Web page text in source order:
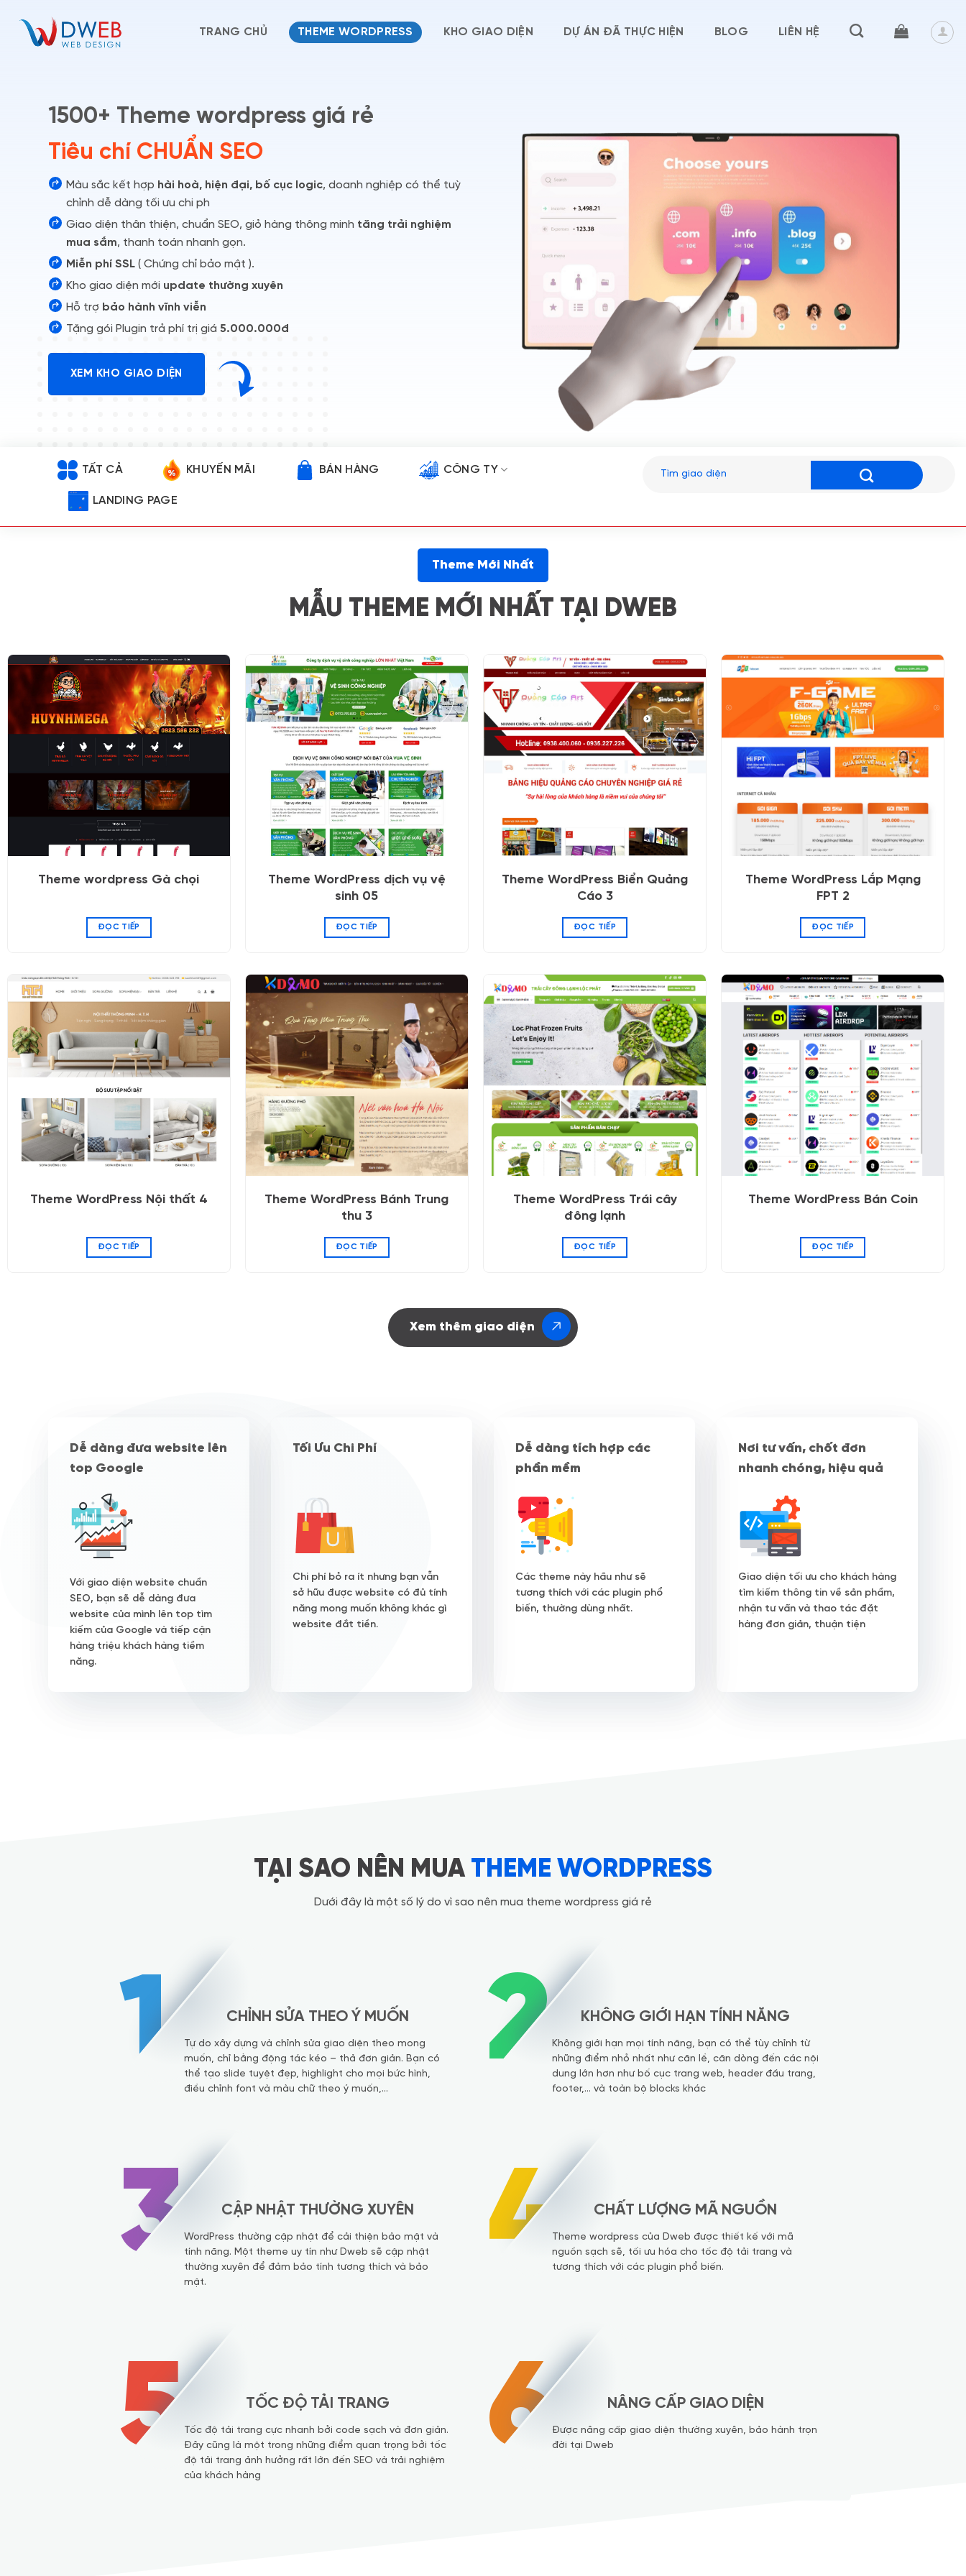
TRANG CHỦ THEME WORDPRESS KHO GIAO DIỆN DỰ ÁN ĐÃ THỰC HIỆN BLOG LIÊN HỆ
1500+ Theme wordpress giá rẻ
Tiêu chí
Màu sắc kết hợp hài hoà, hiện đại, bố cục logic, doanh nghiệp có thể tuỳ
chỉnh dễ dàng tối ưu chi ph
Giao diện thân thiện, chuẩn SEO, giỏ hàng thông minh tăng trải nghiệm
mua sắm, thanh toán nhanh gọn.
Miễn phí SSL ( Chứng chỉ bảo mật ).
Kho giao diện mới update thường xuyên
Hỗ trợ bảo hành vĩnh viễn
Tặng gói Plugin trả phí trị giá 5.000.000đ
XEM KHO GIAO DIỆN
TẤT CẢ KHUYẾN MÃI BÁN HÀNG CÔNG TY
LANDING PAGE
kiếm:
Theme Mới Nhất
MẪU THEME MỚI NHẤT TẠI DWEB
Theme wordpress Gà chọi
ĐỌC TIẾP
Theme WordPress dịch vụ vệ
sinh 05
ĐỌC TIẾP
Theme WordPress Biển Quảng
Cáo 3
ĐỌC TIẾP
Theme WordPress Lắp Mạng
FPT 2
ĐỌC TIẾP
Theme WordPress Nội thất 4
ĐỌC TIẾP
Theme WordPress Bánh Trung
thu 3
ĐỌC TIẾP
Theme WordPress Trái cây
đông lạnh
ĐỌC TIẾP
Theme WordPress Bán Coin
ĐỌC TIẾP
Xem thêm giao diện
Dễ dàng đưa website lên
top Google
Với giao diện website chuẩn
SEO, bạn sẽ dễ dàng đưa
website của mình lên top tìm
kiếm của Google và tiếp cận
hàng triệu khách hàng tiềm
năng.
Tối Ưu Chi Phí
Chi phí bỏ ra ít nhưng bạn vẫn
sở hữu được website có đủ tính
năng mong muốn không khác gì
website đắt tiền.
Dễ dàng tích hợp các
phần mềm
Các theme này hầu như sẽ
tương thích với các plugin phổ
biến, thường dùng nhất.
Nơi tư vấn, chốt đơn
nhanh chóng, hiệu quả
Giao diện tối ưu cho khách hàng
tìm kiếm thông tin về sản phẩm,
nhận tư vấn và thao tác đặt
hàng đơn giản, thuận tiện
TẠI SAO NÊN MUA THEME WORDPRESS
Dưới đây là một số lý do vì sao nên mua theme wordpress giá rẻ
1 CHỈNH SỬA THEO Ý MUỐN
Tự do xây dựng và chỉnh sửa giao diện theo mong
muốn, chỉ bằng động tác kéo – thả đơn giản. Bạn có
thể tạo slide tuyệt đẹp, highlight cho mọi bức hình,
điều chỉnh font và màu chữ theo ý muốn,…
2 KHÔNG GIỚI HẠN TÍNH NĂNG
Không giới hạn mọi tính năng, bạn có thể tùy chỉnh từ
những điểm nhỏ nhất như căn lề, căn dòng đến các nội
dung lớn hơn như bố cục trang web, header đầu trang,
footer,… và toàn bộ blocks khác
3 CẬP NHẬT THƯỜNG XUYÊN
WordPress thường cập nhật để cải thiện bảo mật và
tính năng. Một theme uy tín như Dweb sẽ cập nhật
thường xuyên để đảm bảo tính tương thích và bảo
mật.
4 CHẤT LƯỢNG MÃ NGUỒN
Theme wordpress của Dweb được thiết kế với mã
nguồn sạch sẽ, tối ưu hóa cho tốc độ tải trang và
tương thích với các plugin phổ biến.
5 TỐC ĐỘ TẢI TRANG
Tốc độ tải trang cực nhanh bởi code sạch và đơn giản.
Đây cũng là một trong những điểm quan trọng bởi tốc
độ tải trang ảnh hưởng rất lớn đến SEO và trải nghiệm
của khách hàng
6 NÂNG CẤP GIAO DIỆN
Được nâng cấp giao diện thường xuyên, bảo hành trọn
đời tại Dweb